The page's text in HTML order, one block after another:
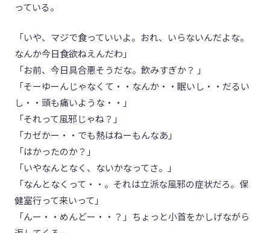
っている。
「いや、マジで食っていいよ。おれ、いらないんだよな。
なんか今日食欲ねえんだわ」
「お前、今日具合悪そうだな。飲みすぎか？ 」
「そーゆーんじゃなくて・・なんか・・眠いし・・だるい
し・・頭も痛いような・・」
「それって風邪じゃね？」
「カゼかー・・でも熱はねーもんなあ」
「はかったのか？」
「いやなんとなく、ないかなってさ。」
「なんとなくって・・。それは立派な風邪の症状だろ。保
健室行って来いって」
「んー・・めんどー・・？」ちょっと小首をかしげながら